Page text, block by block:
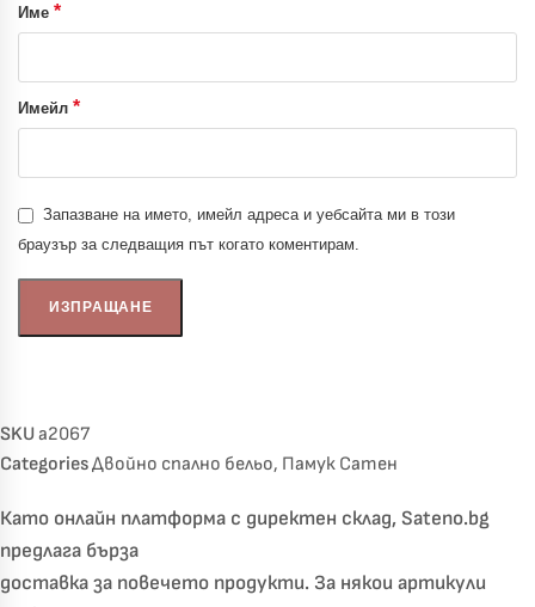
Име *
Имейл *
Запазване на името, имейл адреса и уебсайта ми в този
браузър за следващия път когато коментирам.
SKUa2067
CategoriesДвойно спално бельо, Памук Сатен
Като онлайн платформа с директен склад, Sateno.bg
предлага бърза
доставка за повечето продукти. За някои артикули